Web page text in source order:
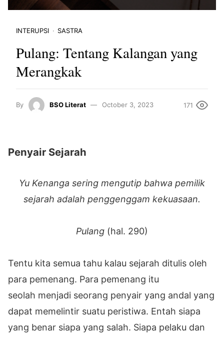
INTERUPSI SASTRA
Pulang: Tentang Kalangan yang
Merangkak
By BSO Literat October 3, 2023 171
Penyair Sejarah
Yu Kenanga sering mengutip bahwa pemilik
sejarah adalah penggenggam kekuasaan.
Pulang (hal. 290)
Tentu kita semua tahu kalau sejarah ditulis oleh
para pemenang. Para pemenang itu
seolah menjadi seorang penyair yang andal yang
dapat memelintir suatu peristiwa. Entah siapa
yang benar siapa yang salah. Siapa pelaku dan